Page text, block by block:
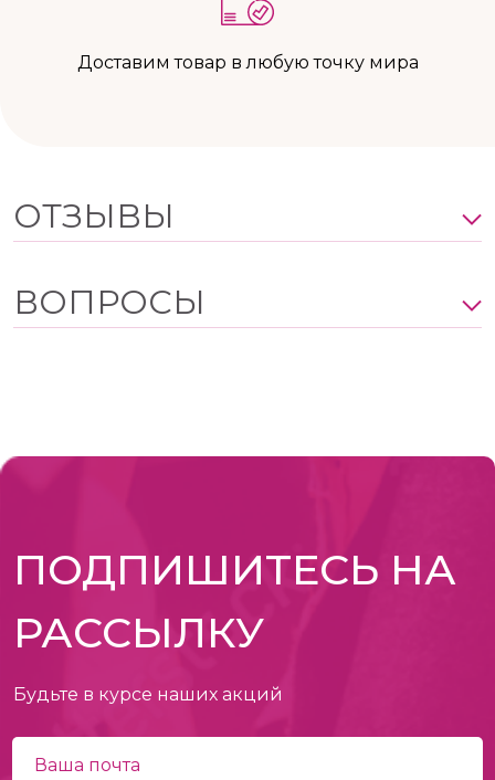
Доставим товар в любую точку мира
ОТЗЫВЫ
ВОПРОСЫ
ПОДПИШИТЕСЬ НА
РАССЫЛКУ
Будьте в курсе наших акций